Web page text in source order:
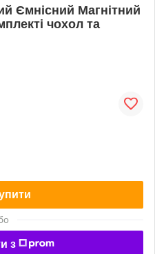
Ємнісний Магнітний
чохол та
з